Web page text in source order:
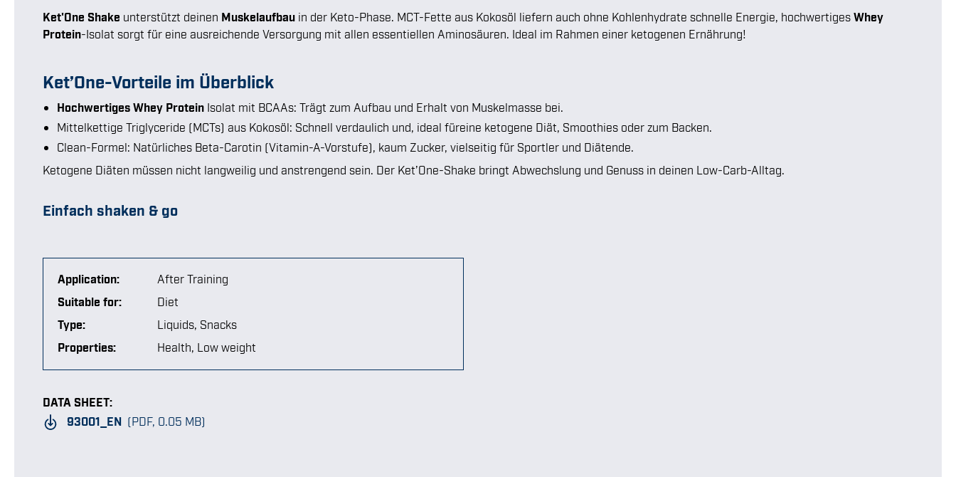
Ket'One Shake unterstützt deinen Muskelaufbau in der Keto-Phase. MCT-Fette aus Kokosöl liefern auch ohne Kohlenhydrate schnelle Energie, hochwertiges Whey
Protein-Isolat sorgt für eine ausreichende Versorgung mit allen essentiellen Aminosäuren. Ideal im Rahmen einer ketogenen Ernährung!
Ket’One-Vorteile im Überblick
Hochwertiges Whey Protein Isolat mit BCAAs: Trägt zum Aufbau und Erhalt von Muskelmasse bei.
Mittelkettige Triglyceride (MCTs) aus Kokosöl: Schnell verdaulich und, ideal füreine ketogene Diät, Smoothies oder zum Backen.
Clean-Formel: Natürliches Beta-Carotin (Vitamin-A-Vorstufe), kaum Zucker, vielseitig für Sportler und Diätende.
Ketogene Diäten müssen nicht langweilig und anstrengend sein. Der Ket’One-Shake bringt Abwechslung und Genuss in deinen Low-Carb-Alltag.
Einfach shaken & go
Application:
After Training
Suitable for:
Diet
Type:
Liquids, Snacks
Properties:
Health, Low weight
DATA SHEET:
93001_EN (PDF, 0.05 MB)